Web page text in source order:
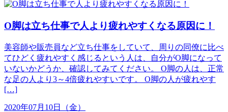
O脚は立ち仕事で人より疲れやすくなる原因に！
美容師や販売員など立ち仕事をしていて、周りの同僚に比べ
てひどく疲れやすく感じるという人は、自分がO脚になって
いないかどうか、確認してみてください。 O脚の人は、正常
な足の人より3～4倍疲れやすいです。 O脚の人が疲れやす
[…]
2020年07月10日（金）